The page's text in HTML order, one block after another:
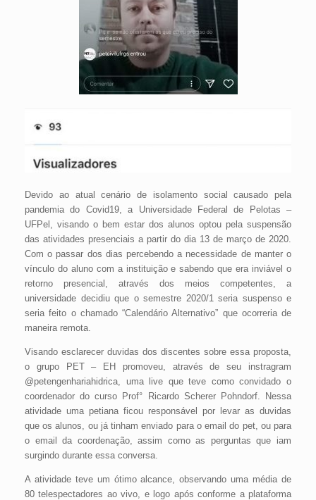
Devido ao atual cenário de isolamento social causado pela
pandemia do Covid19, a Universidade Federal de Pelotas –
UFPel, visando o bem estar dos alunos optou pela suspensão
das atividades presenciais a partir do dia 13 de março de 2020.
Com o passar dos dias percebendo a necessidade de manter o
vínculo do aluno com a instituição e sabendo que era inviável o
retorno presencial, através dos meios competentes, a
universidade decidiu que o semestre 2020/1 seria suspenso e
seria feito o chamado “Calendário Alternativo” que ocorreria de
maneira remota.
Visando esclarecer duvidas dos discentes sobre essa proposta,
o grupo PET – EH promoveu, através de seu instragram
@petengenhariahidrica, uma live que teve como convidado o
coordenador do curso Prof° Ricardo Scherer Pohndorf. Nessa
atividade uma petiana ficou responsável por levar as duvidas
que os alunos, ou já tinham enviado para o email do pet, ou para
o email da coordenação, assim como as perguntas que iam
surgindo durante essa conversa.
A atividade teve um ótimo alcance, observando uma média de
80 telespectadores ao vivo, e logo após conforme a plataforma